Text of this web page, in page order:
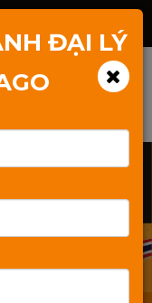
ĐẠI LÝ